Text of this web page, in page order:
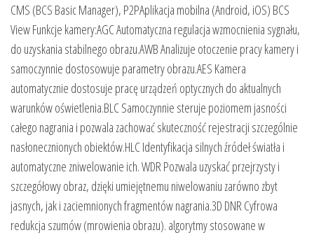
CMS (BCS Basic Manager), P2PAplikacja mobilna (Android, iOS) BCS
View Funkcje kamery:AGC Automatyczna regulacja wzmocnienia sygnału,
do uzyskania stabilnego obrazu.AWB Analizuje otoczenie pracy kamery i
samoczynnie dostosowuje parametry obrazu.AES Kamera
automatycznie dostosuje pracę urządzeń optycznych do aktualnych
warunków oświetlenia.BLC Samoczynnie steruje poziomem jasności
całego nagrania i pozwala zachować skuteczność rejestracji szczególnie
nasłonecznionych obiektów.HLC Identyfikacja silnych źródeł światła i
automatyczne zniwelowanie ich. WDR Pozwala uzyskać przejrzysty i
szczegółowy obraz, dzięki umiejętnemu niwelowaniu zarówno zbyt
jasnych, jak i zaciemnionych fragmentów nagrania.3D DNR Cyfrowa
redukcja szumów (mrowienia obrazu). algorytmy stosowane w